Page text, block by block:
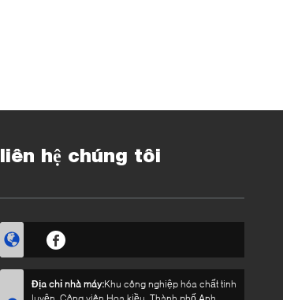
liên hệ chúng tôi
Địa chỉ nhà máy:Khu công nghiệp hóa chất tinh